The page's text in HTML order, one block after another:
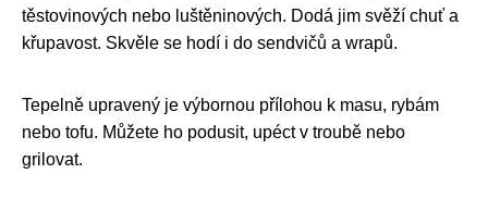
těstovinových nebo luštěninových. Dodá jim svěží chuť a
křupavost. Skvěle se hodí i do sendvičů a wrapů.
Tepelně upravený je výbornou přílohou k masu, rybám
nebo tofu. Můžete ho podusit, upéct v troubě nebo
grilovat.